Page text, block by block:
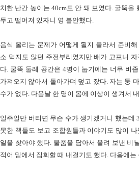
치한 난간 높이는 40cm도 안 돼 보였다. 굴뚝
두고 떨어져 있자니 영 불안했다.
음식 올리는 문제가 어떻게 될지 몰라서 준비
소 먹지도 않던 주전부리였지만 배가 고프니
다. 굴뚝 둘레 공간은 4명이 눕기에는 너무 비
가져오지 않아서 돌아가며 덮고 잤다. 자는 둥
수가 없다. 다음날 한 명이 몸에 이상이 생겨서
일주일만 버티면 무슨 수가 생기겠거니 했는데
못한 책들도 보고 조합원들과 이야기도 많이
일을 찾아야 했다. 물품을 담아서 올려 보낸 비
적어 밑에서 집회할 때 내걸기도 했다. 다음에